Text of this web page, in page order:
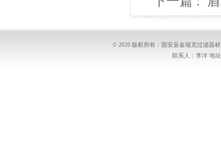
© 2026 版权所有：固安县金瑞克过滤器
联系人：李洋 地